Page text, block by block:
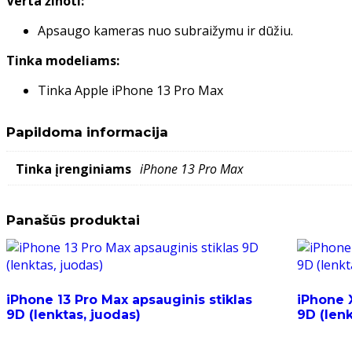
Apsaugo kameras nuo subraižymu ir dūžiu.
Tinka modeliams:
Tinka Apple iPhone 13 Pro Max
Papildoma informacija
Tinka įrenginiams iPhone 13 Pro Max
Panašūs produktai
iPhone 13 Pro Max apsauginis stiklas
9D (lenktas, juodas)
iPhone
9D